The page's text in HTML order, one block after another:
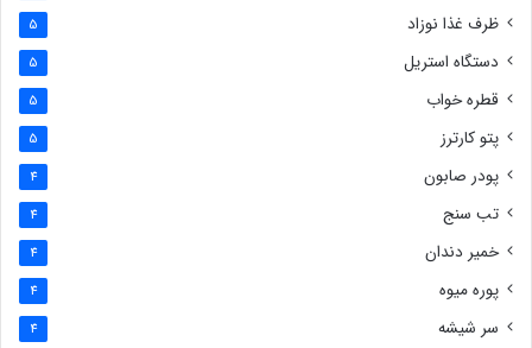
ظرف غذا نوزاد 5
دستگاه استریل 5
قطره خواب 5
پتو کارترز 5
پودر صابون 4
تب سنج 4
خمیر دندان 4
پوره میوه 4
سر شیشه 4